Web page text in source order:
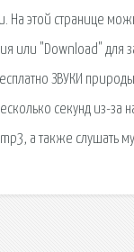
На этой странице
или "Download" для
ЗВУКИ
секунд из-
а также слушать